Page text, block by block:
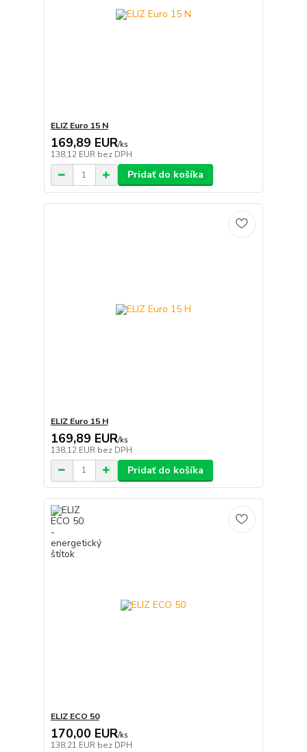
ELIZ Euro 15 N
169,89 EUR/ks
138,12 EUR bez DPH
Pridať do košíka
ELIZ Euro 15 H
169,89 EUR/ks
138,12 EUR bez DPH
Pridať do košíka
ELIZ ECO 50
170,00 EUR/ks
138,21 EUR bez DPH